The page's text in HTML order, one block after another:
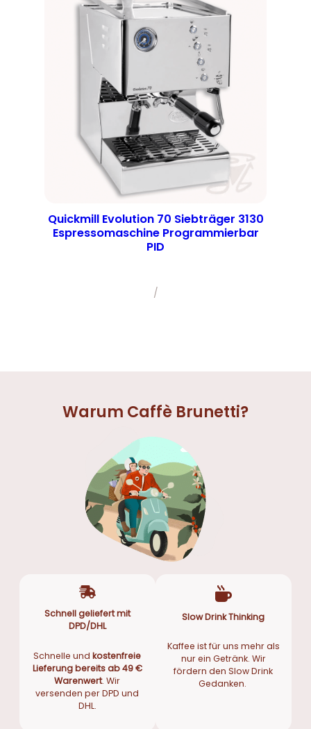
Quickmill Evolution 70 Siebträger 3130
Espressomaschine Programmierbar
PID
/
Warum Caffè Brunetti?
Schnell geliefert mit
DPD/DHL
Schnelle undkostenfreie
Lieferung bereits ab 49 €
Warenwert. Wir
versenden per DPD und
DHL.
Slow Drink Thinking
Kaffee ist für uns mehr als
nur ein Getränk. Wir
fördern den Slow Drink
Gedanken.